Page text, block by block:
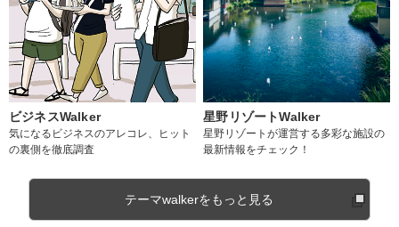
ビジネスWalker
気になるビジネスのアレコレ、ヒット
の裏側を徹底調査
星野リゾートWalker
星野リゾートが運営する多彩な施設の
最新情報をチェック！
テーマwalkerをもっと見る